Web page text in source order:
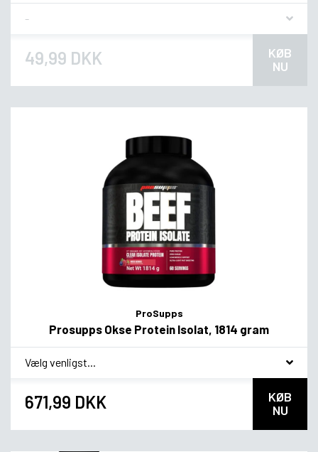
49,99 DKK
KØB
NU
ProSupps
Prosupps Okse Protein Isolat, 1814 gram
* smag
671,99 DKK
KØB
NU